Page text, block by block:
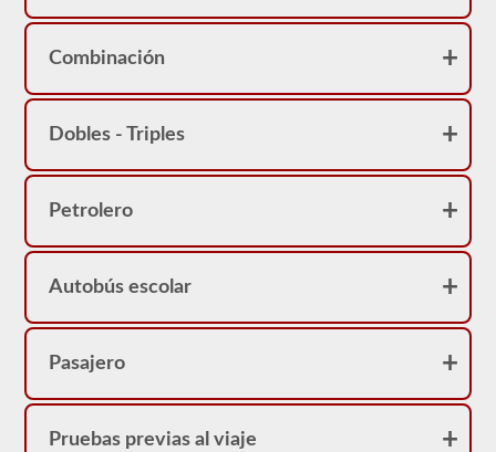
Combinación
Dobles - Triples
Petrolero
Autobús escolar
Pasajero
Pruebas previas al viaje